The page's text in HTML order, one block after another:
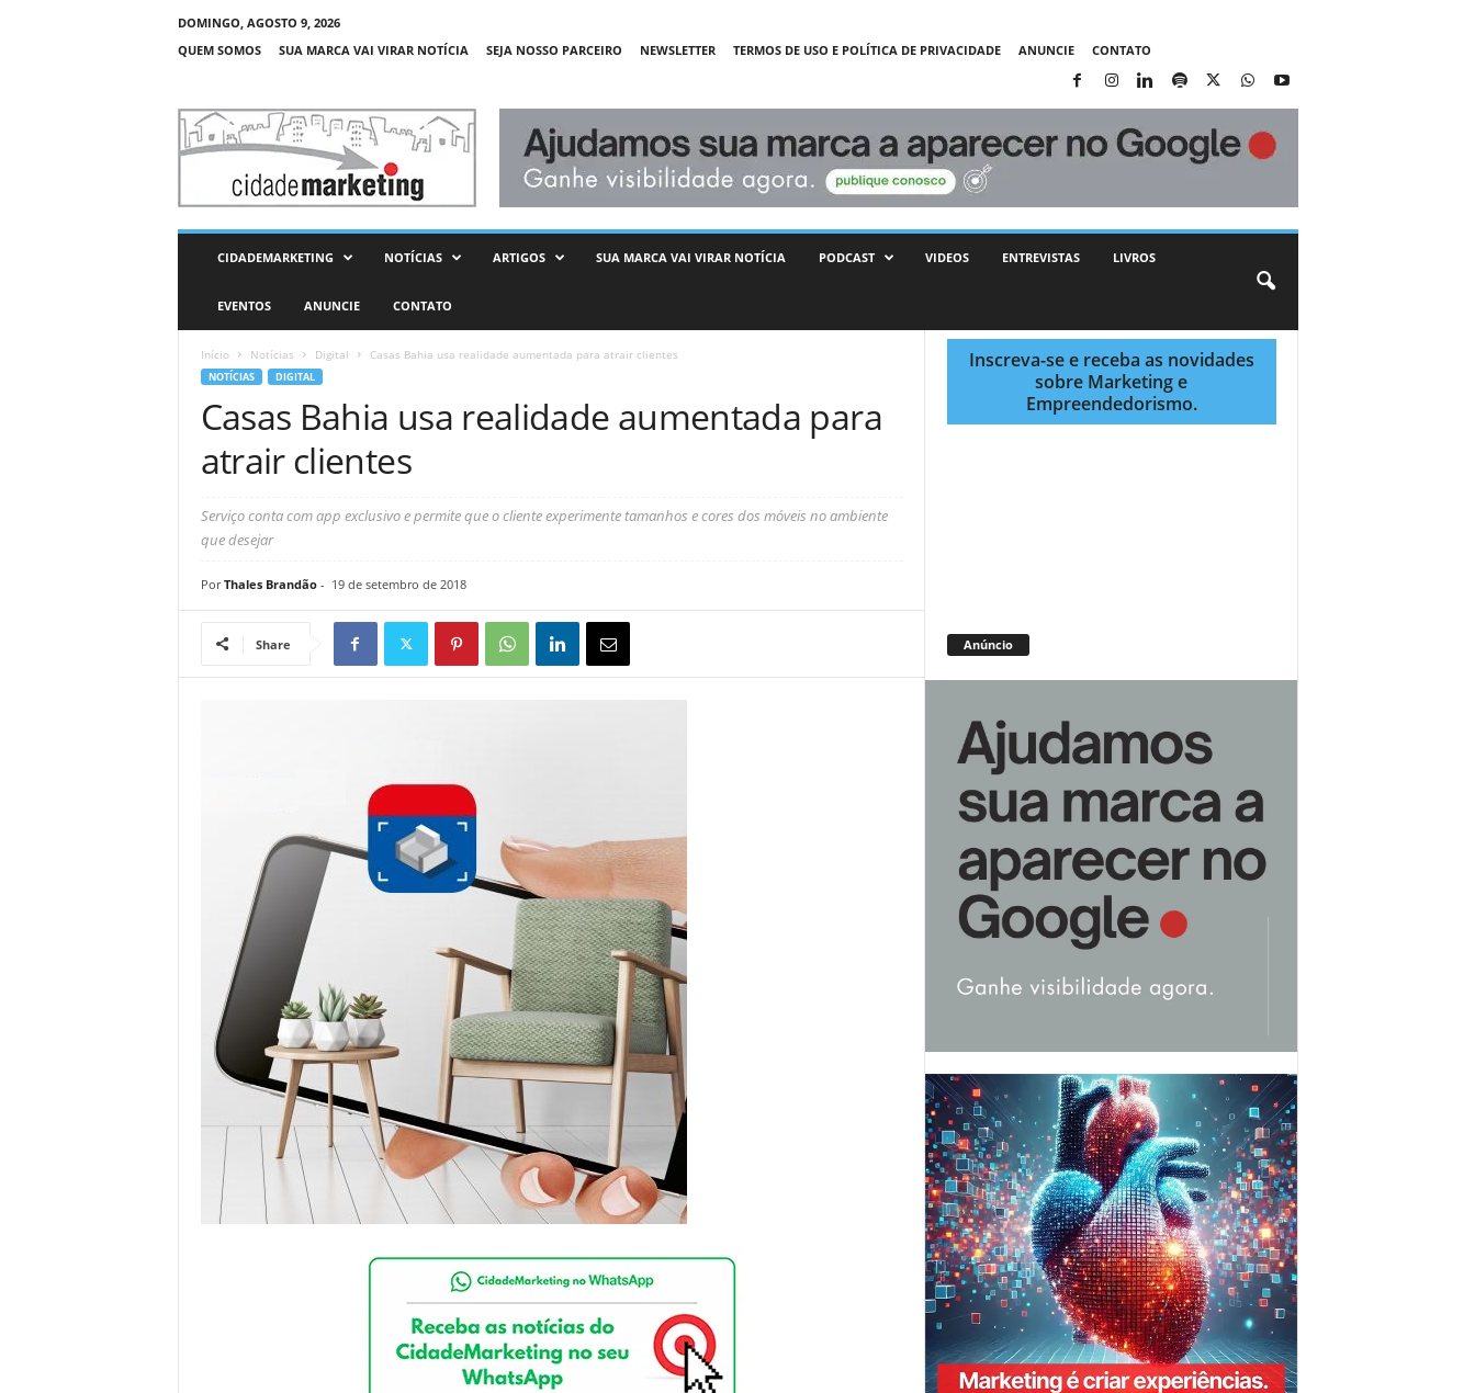
DOMINGO, AGOSTO 9, 2026
QUEM SOMOS
SUA MARCA VAI VIRAR NOTÍCIA SEJA NOSSO PARCEIRO NEWSLETTER TERMOS DE USO E POLÍTICA DE PRIVACIDADE ANUNCIE CONTATO
C
d
CIDADEMARKETING NOTÍCIAS ARTIGOS SUA MARCA VAI VIRAR NOTÍCIA PODCAST VIDEOS ENTREVISTAS LIVROS
EVENTOS ANUNCIE CONTATO
Início Notícias Digital Casas Bahia usa realidade aumentada para atrair clientes
NOTÍCIAS DIGITAL
Casas Bahia usa realidade aumentada para
atrair clientes
Serviço conta com app exclusivo e permite que o cliente experimente tamanhos e cores dos móveis no ambiente
que desejar
Por Thales Brandão- 19 de setembro de 2018
Share
Inscreva-se e receba as novidades
sobre Marketing e
Empreendedorismo.
Anúncio